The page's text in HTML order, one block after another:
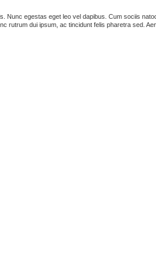
egestas eget leo vel dapibus. Cum sociis
rutrum dui ipsum, ac tincidunt felis pharetra sed.